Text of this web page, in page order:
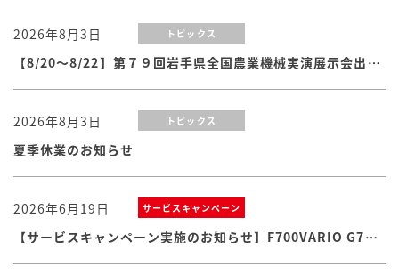
2026年8月3日 トピックス
【8/20～8/22】第７９回岩手県全国農業機械実演展示会出展のお知らせ
2026年8月3日 トピックス
夏季休業のお知らせ
2026年6月19日 サービスキャンペーン
【サービスキャンペーン実施のお知らせ】F700VARIO G7シリーズ